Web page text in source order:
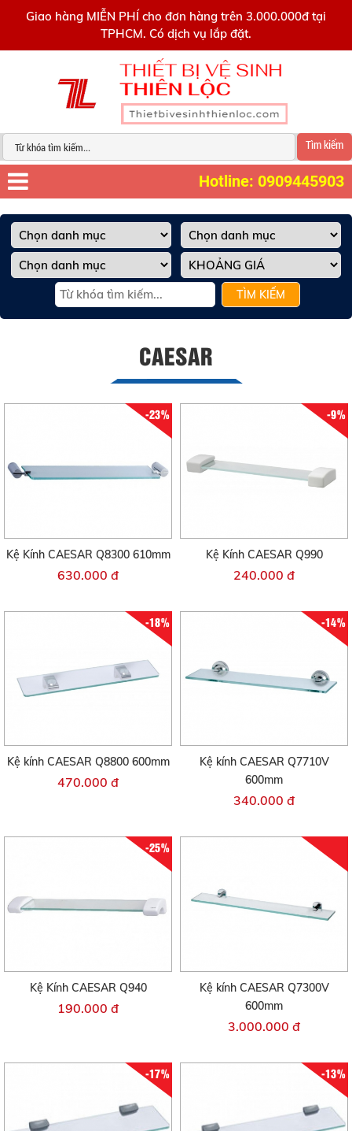
Giao hàng MIỄN PHÍ cho đơn hàng trên 3.000.000đ tại
TPHCM. Có dịch vụ lắp đặt.
Tìm kiếm
Hotline: 0909445903
TÌM KIẾM
CAESAR
-23%
Kệ Kính CAESAR Q8300 610mm
630.000 đ
-9%
Kệ Kính CAESAR Q990
240.000 đ
-18%
Kệ kính CAESAR Q8800 600mm
470.000 đ
-14%
Kệ kính CAESAR Q7710V
600mm
340.000 đ
-25%
Kệ Kính CAESAR Q940
190.000 đ
Kệ kính CAESAR Q7300V
600mm
3.000.000 đ
-17% -13%
0909445903